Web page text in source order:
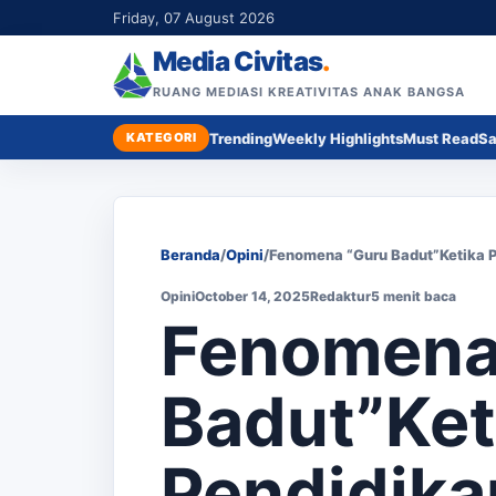
Friday, 07 August 2026
Media Civitas.
RUANG MEDIASI KREATIVITAS ANAK BANGSA
KATEGORI TrendingWeekly HighlightsMust Read
Beranda/Opini/Fenomena “Guru
OpiniOctober 14, 2025Redaktur5 menit baca